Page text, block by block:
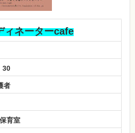
ィネーターcafe
30
者
育室